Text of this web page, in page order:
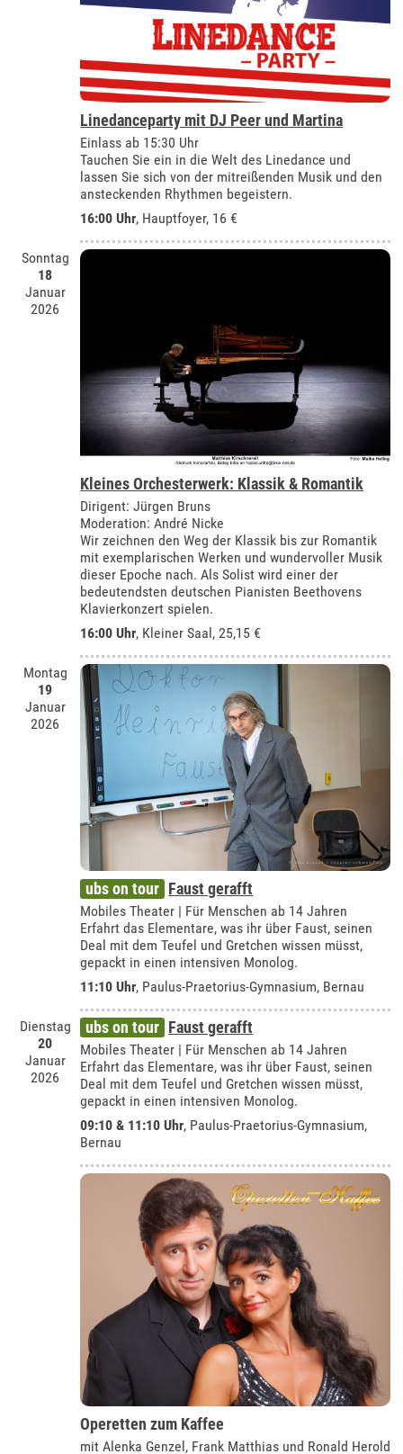
Linedanceparty mit DJ Peer und Martina
Einlass ab 15:30 Uhr
Tauchen Sie ein in die Welt des Linedance und
lassen Sie sich von der mitreißenden Musik und den
ansteckenden Rhythmen begeistern.
16:00 Uhr, Hauptfoyer, 16 €
Sonntag
18
Januar
2026
Kleines Orchesterwerk: Klassik & Romantik
Dirigent: Jürgen Bruns
Moderation: André Nicke
Wir zeichnen den Weg der Klassik bis zur Romantik
mit exemplarischen Werken und wundervoller Musik
dieser Epoche nach. Als Solist wird einer der
bedeutendsten deutschen Pianisten Beethovens
Klavierkonzert spielen.
16:00 Uhr, Kleiner Saal , 25,15 €
Montag
19
Januar
2026
ubs on tour Faust gerafft
Mobiles Theater | Für Menschen ab 14 Jahren
Erfahrt das Elementare, was ihr über Faust, seinen
Deal mit dem Teufel und Gretchen wissen müsst,
gepackt in einen intensiven Monolog.
11:10 Uhr, Paulus-Praetorius-Gymnasium, Bernau
Dienstag
20
Januar
2026
ubs on tour Faust gerafft
Mobiles Theater | Für Menschen ab 14 Jahren
Erfahrt das Elementare, was ihr über Faust, seinen
Deal mit dem Teufel und Gretchen wissen müsst,
gepackt in einen intensiven Monolog.
09:10 & 11:10 Uhr, Paulus-Praetorius-Gymnasium,
Bernau
Operetten zum Kaffee
mit Alenka Genzel, Frank Matthias und Ronald Herold